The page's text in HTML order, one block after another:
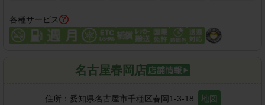
各種サービス
名古屋春岡店
住所： 愛知県名古屋市千種区春岡1-3-18 地図